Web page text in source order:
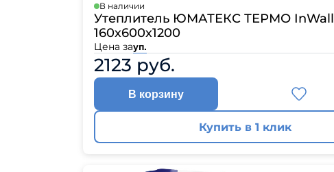
В наличии
Утеплитель ЮМАТЕКС ТЕРМО InWall
160х600х1200
Цена зауп.
2123 руб.
В корзину
Купить в 1 клик